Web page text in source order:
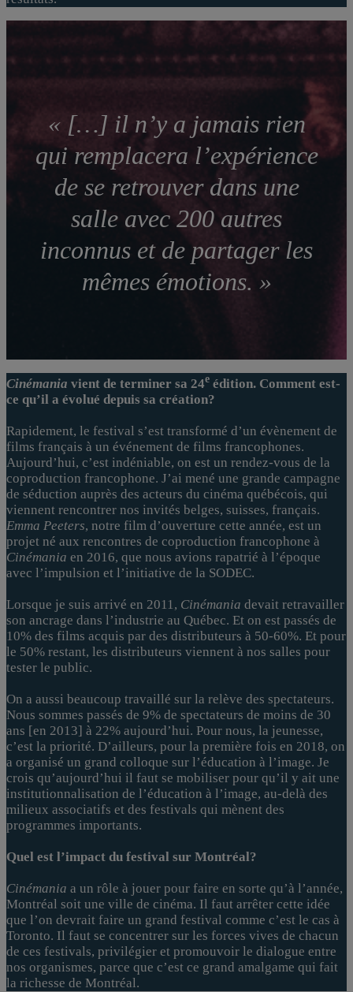
« […] il n’y a jamais rien
qui remplacera l’expérience
de se retrouver dans une
salle avec 200 autres
inconnus et de partager les
mêmes émotions. »
Cinémania vient de terminer sa 24e édition. Comment est-
ce qu’il a évolué depuis sa création?
Rapidement, le festival s’est transformé d’un évènement de
films français à un événement de films francophones.
Aujourd’hui, c’est indéniable, on est un rendez-vous de la
coproduction francophone. J’ai mené une grande campagne
de séduction auprès des acteurs du cinéma québécois, qui
viennent rencontrer nos invités belges, suisses, français.
Emma Peeters, notre film d’ouverture cette année, est un
projet né aux rencontres de coproduction francophone à
Cinémania en 2016, que nous avions rapatrié à l’époque
avec l’impulsion et l’initiative de la SODEC.
Lorsque je suis arrivé en 2011, Cinémania devait retravailler
son ancrage dans l’industrie au Québec. Et on est passés de
10% des films acquis par des distributeurs à 50-60%. Et pour
le 50% restant, les distributeurs viennent à nos salles pour
tester le public.
On a aussi beaucoup travaillé sur la relève des spectateurs.
Nous sommes passés de 9% de spectateurs de moins de 30
ans [en 2013] à 22% aujourd’hui. Pour nous, la jeunesse,
c’est la priorité. D’ailleurs, pour la première fois en 2018, on
a organisé un grand colloque sur l’éducation à l’image. Je
crois qu’aujourd’hui il faut se mobiliser pour qu’il y ait une
institutionnalisation de l’éducation à l’image, au-delà des
milieux associatifs et des festivals qui mènent des
programmes importants.
Quel est l’impact du festival sur Montréal?
Cinémania a un rôle à jouer pour faire en sorte qu’à l’année,
Montréal soit une ville de cinéma. Il faut arrêter cette idée
que l’on devrait faire un grand festival comme c’est le cas à
Toronto. Il faut se concentrer sur les forces vives de chacun
de ces festivals, privilégier et promouvoir le dialogue entre
nos organismes, parce que c’est ce grand amalgame qui fait
la richesse de Montréal.